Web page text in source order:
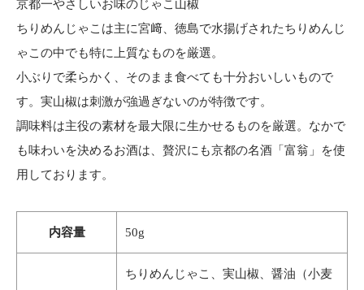
京都一やさしいお味のじゃこ山椒
ちりめんじゃこは主に宮﨑、徳島で水揚げされたちりめんじ
ゃこの中でも特に上質なものを厳選。
小ぶりで柔らかく、そのまま食べても十分おいしいもので
す。実山椒は刺激が強過ぎないのが特徴です。
調味料は主役の素材を最大限に生かせるものを厳選。なかで
も味わいを決めるお酒は、贅沢にも京都の名酒「富翁」を使
用しております。
内容量 50g
ちりめんじゃこ、実山椒、醤油（小麦